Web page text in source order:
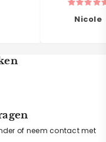
Nicole
of neem contact met